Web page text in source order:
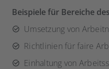
Beispiele für Bereiche
Umsetzung von
Richtlinien für faire
Einhaltung von